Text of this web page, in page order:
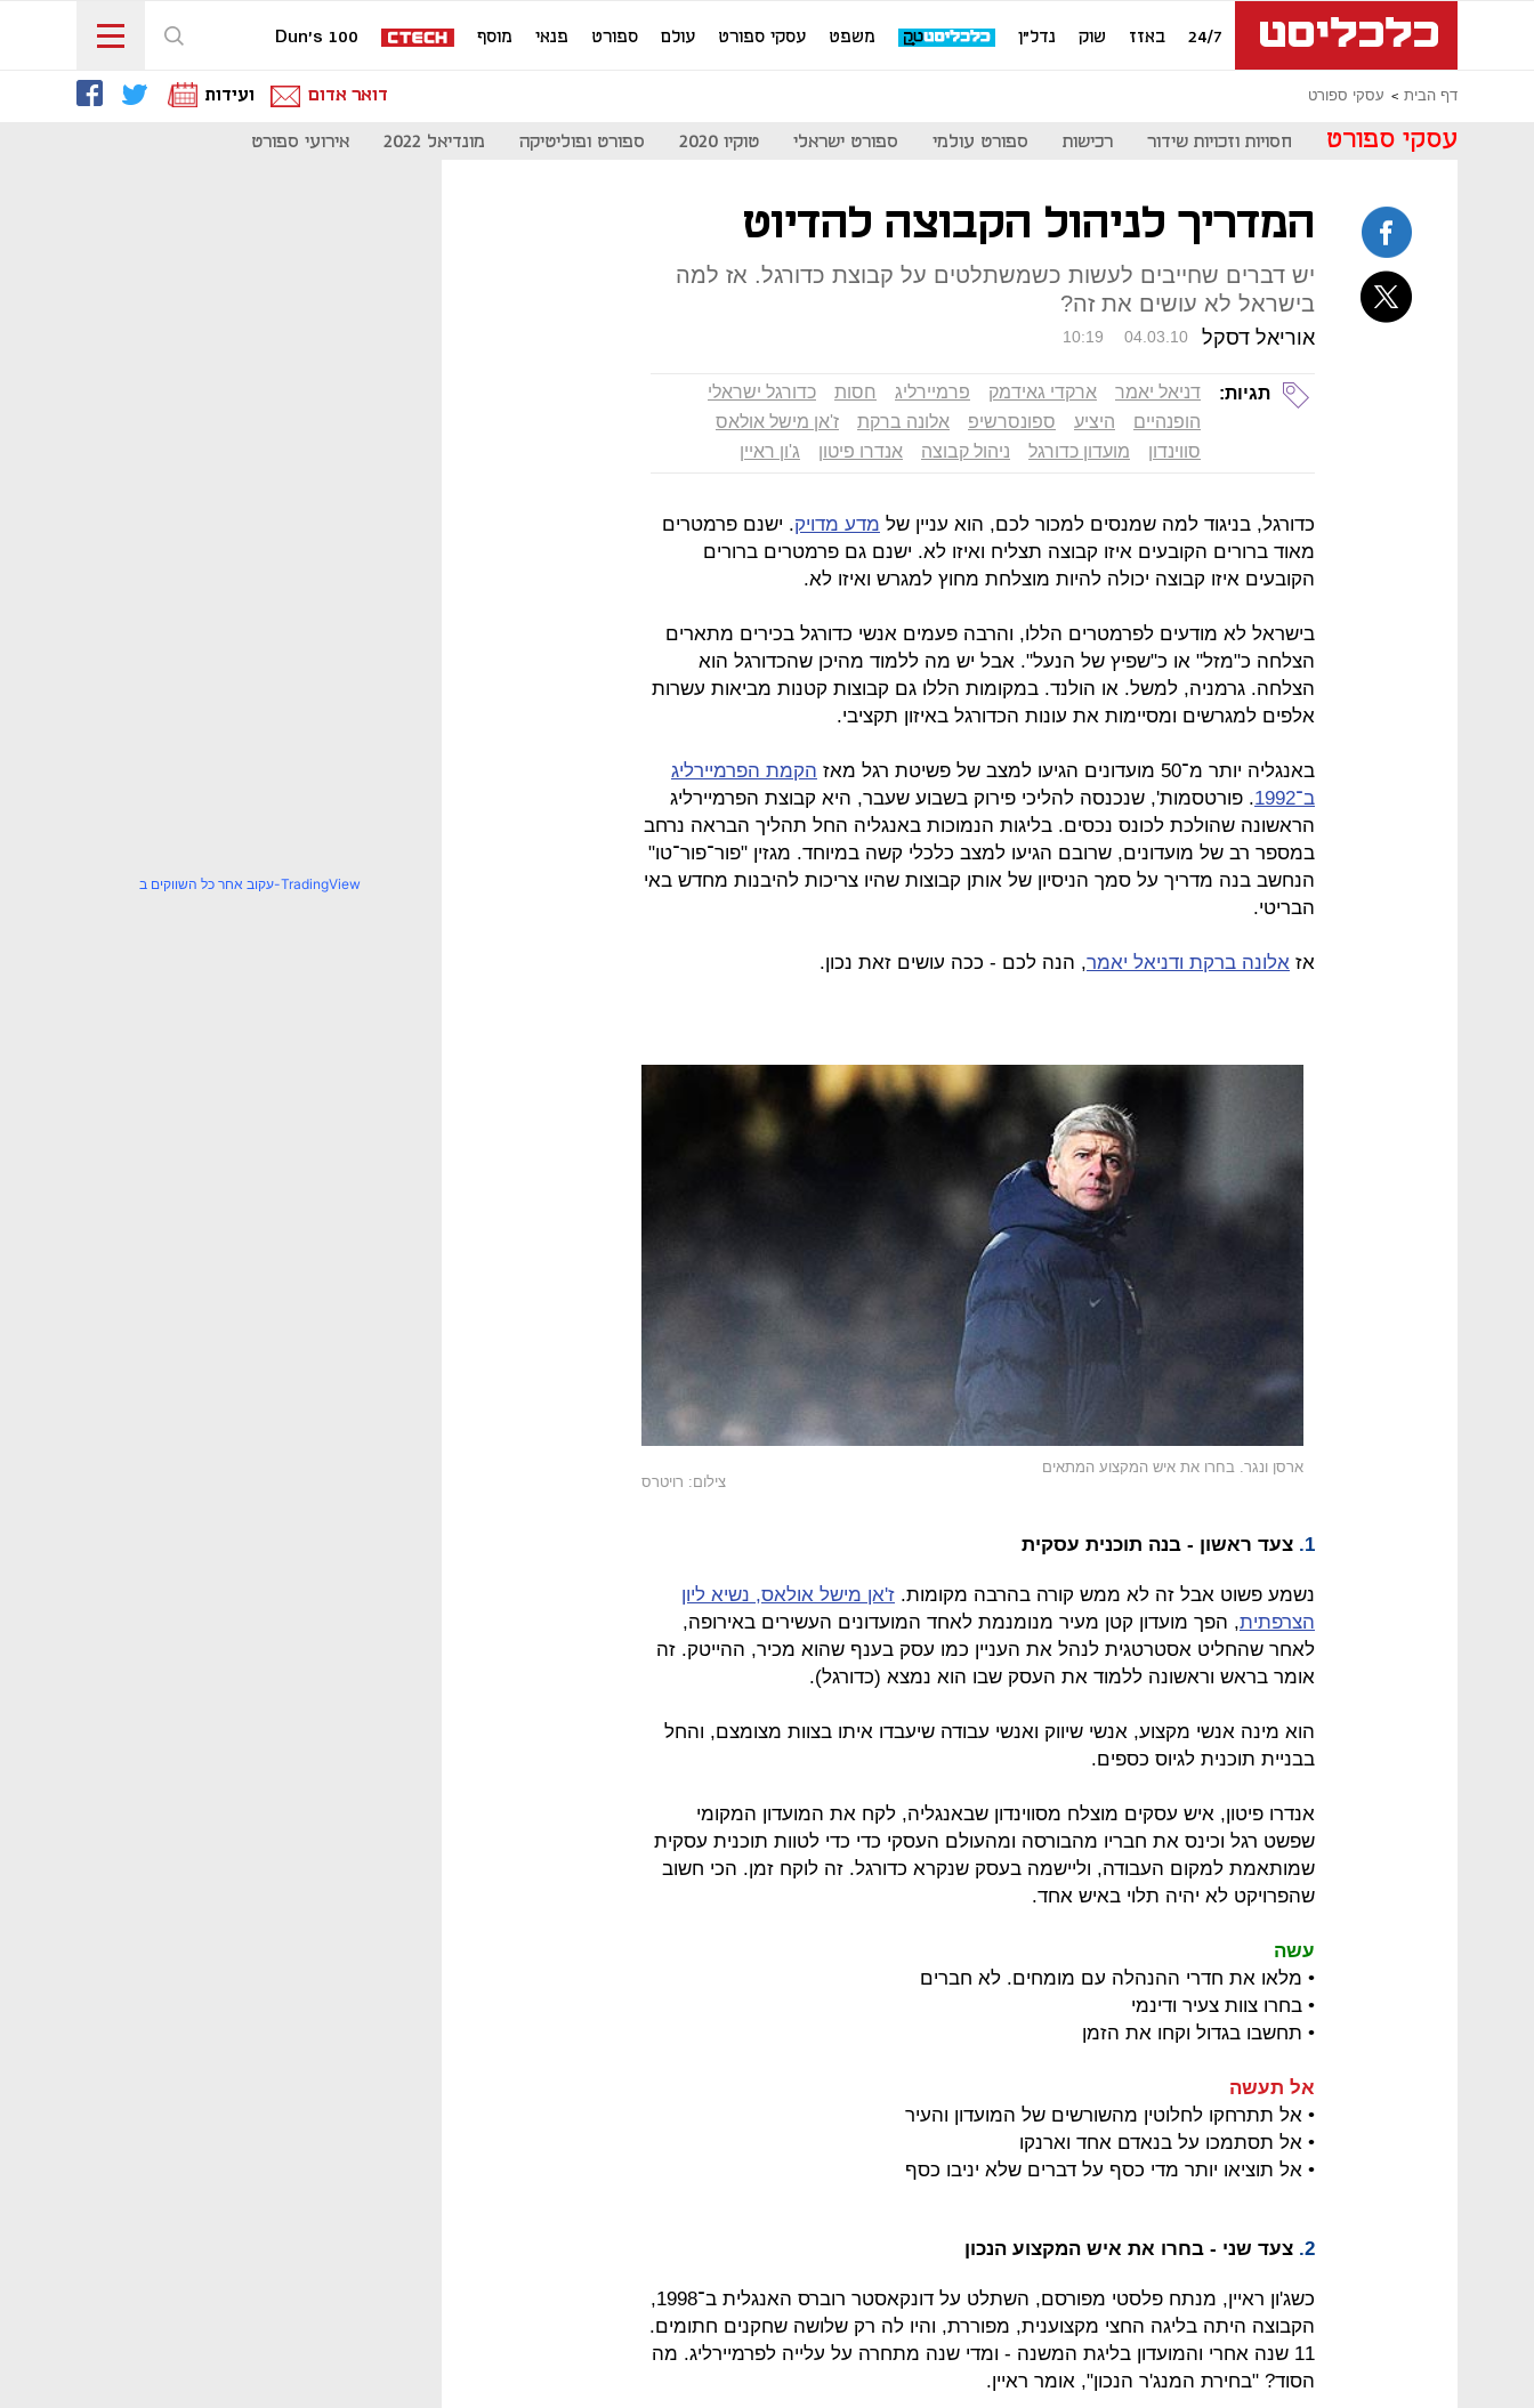
24/7 באזז שוק נדל"ן משפט עסקי ספורט עולם ספורט פנאי מוסף Dun's 100
דף הבית עסקי ספורט דואר אדום ועידות
עסקי ספורט חסויות וזכויות שידור רכישות ספורט עולמי ספורט ישראלי טוקיו 2020 ספורט ופוליטיקה מונדיאל 2022 אירועי ספורט
המדריך לניהול הקבוצה להדיוט
יש דברים שחייבים לעשות כשמשתלטים על קבוצת כדורגל. אז למה
בישראל לא עושים את זה?
אוריאל דסקל 10:19 04.03.10
תגיות: דניאל יאמר ארקדי גאידמק פרמיירליג חסות
כדורגל ישראלי
הופנהיים
היציע ספונסרשיפ אלונה ברקת
ז'אן מישל אולאס
סווינדון
מועדון כדורגל ניהול קבוצה אנדרו פיטון ג'ון ראיין
כדורגל, בניגוד למה שמנסים למכור לכם, הוא עניין של מדע מדויק. ישנם פרמטרים
מאוד ברורים הקובעים איזו קבוצה תצליח ואיזו לא. ישנם גם פרמטרים ברורים
הקובעים איזו קבוצה יכולה להיות מוצלחת מחוץ למגרש ואיזו לא.
בישראל לא מודעים לפרמטרים הללו, והרבה פעמים אנשי כדורגל בכירים מתארים
הצלחה כ"מזל" או כ"שפיץ של הנעל". אבל יש מה ללמוד מהיכן שהכדורגל הוא
הצלחה. גרמניה, למשל. או הולנד. במקומות הללו גם קבוצות קטנות מביאות עשרות
אלפים למגרשים ומסיימות את עונות הכדורגל באיזון תקציבי.
באנגליה יותר מ־50 מועדונים הגיעו למצב של פשיטת רגל מאז
הקמת הפרמיירליג
ב־1992
. פורטסמות', שנכנסה להליכי פירוק בשבוע שעבר, היא קבוצת הפרמיירליג
הראשונה שהולכת לכונס נכסים. בליגות הנמוכות באנגליה החל תהליך הבראה נרחב
במספר רב של מועדונים, שרובם הגיעו למצב כלכלי קשה במיוחד. מגזין "פור־פור־טו"
הנחשב בנה מדריך על סמך הניסיון של אותן קבוצות שהיו צריכות להיבנות מחדש באי
הבריטי.
אז אלונה ברקת ודניאל יאמר, הנה לכם - ככה עושים זאת נכון.
ארסן ונגר. בחרו את איש המקצוע המתאים
צילום: רויטרס
1. צעד ראשון - בנה תוכנית עסקית
נשמע פשוט אבל זה לא ממש קורה בהרבה מקומות. ז'אן מישל אולאס, נשיא ליון
הצרפתית, הפך מועדון קטן מעיר מנומנמת לאחד המועדונים העשירים באירופה,
לאחר שהחליט אסטרטגית לנהל את העניין כמו עסק בענף שהוא מכיר, ההייטק. זה
אומר בראש וראשונה ללמוד את העסק שבו הוא נמצא (כדורגל).
הוא מינה אנשי מקצוע, אנשי שיווק ואנשי עבודה שיעבדו איתו בצוות מצומצם, והחל
בבניית תוכנית לגיוס כספים.
אנדרו פיטון, איש עסקים מוצלח מסווינדון שבאנגליה, לקח את המועדון המקומי
שפשט רגל וכינס את חבריו מהבורסה ומהעולם העסקי כדי כדי לטוות תוכנית עסקית
שמותאמת למקום העבודה, וליישמה בעסק שנקרא כדורגל. זה לוקח זמן. הכי חשוב
שהפרויקט לא יהיה תלוי באיש אחד.
עשה
• מלאו את חדרי ההנהלה עם מומחים. לא חברים
• בחרו צוות צעיר ודינמי
• תחשבו בגדול וקחו את הזמן
אל תעשה
• אל תתרחקו לחלוטין מהשורשים של המועדון והעיר
• אל תסתמכו על בנאדם אחד וארנקו
• אל תוציאו יותר מדי כסף על דברים שלא יניבו כסף
2. צעד שני - בחרו את איש המקצוע הנכון
כשג'ון ראיין, מנתח פלסטי מפורסם, השתלט על דונקאסטר רוברס האנגלית ב־1998,
הקבוצה היתה בליגה החצי מקצוענית, מפוררת, והיו לה רק שלושה שחקנים חתומים.
11 שנה אחרי והמועדון בליגת המשנה - ומדי שנה מתחרה על עלייה לפרמיירליג. מה
הסוד? "בחירת המנג'ר הנכון", אומר ראיין.
עקוב אחר כל השווקים ב-TradingView